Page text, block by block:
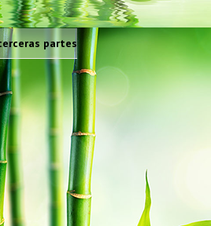
partes